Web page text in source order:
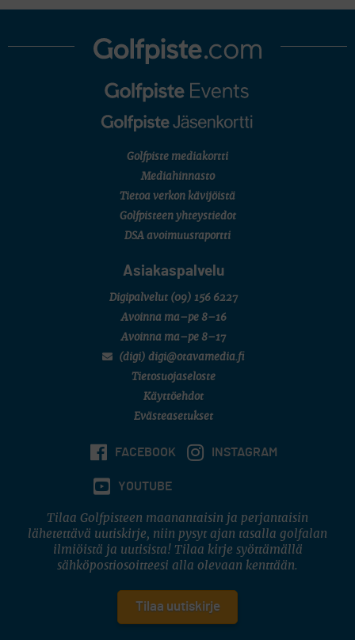
Golfpiste mediakortti
Mediahinnasto
Tietoa verkon kävijöistä
Golfpisteen yhteystiedot
DSA avoimuusraportti
Asiakaspalvelu
Digipalvelut (09) 156 6227
Avoinna ma–pe 8–16
Avoinna ma–pe 8–17
(digi) digi@otavamedia.fi
Tietosuojaseloste
Käyttöehdot
Evästeasetukset
FACEBOOK INSTAGRAM
YOUTUBE
Tilaa Golfpisteen maanantaisin ja perjantaisin
lähetettävä uutiskirje, niin pysyt ajan tasalla golfalan
ilmiöistä ja uutisista! Tilaa kirje syöttämällä
sähköpostiosoitteesi alla olevaan kenttään.
Tilaa uutiskirje